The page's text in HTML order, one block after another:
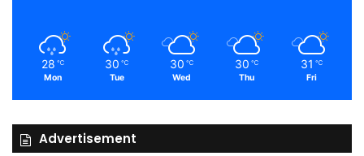
28 ℃
Mon
30 ℃
Tue
30 ℃
Wed
30 ℃
Thu
31 ℃
Fri
Advertisement